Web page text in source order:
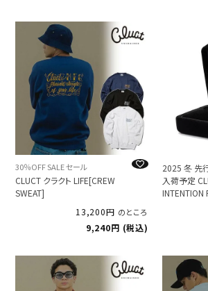
30％OFF SALE セール
CLUCT クラクト LIFE[CREW
SWEAT]
13,200
のところ
9,240 税込
2025 冬 先
入荷予定
INTENTION